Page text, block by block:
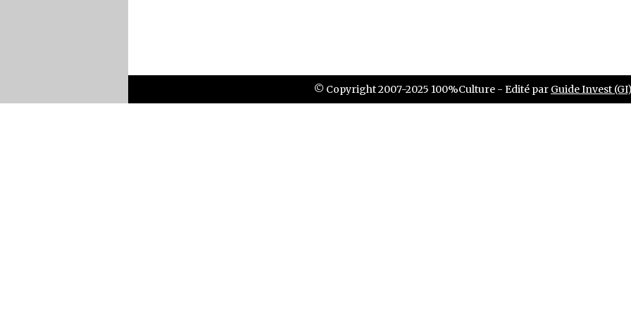
© Copyright 2007-2025 100%Culture - Edité par Guide Invest